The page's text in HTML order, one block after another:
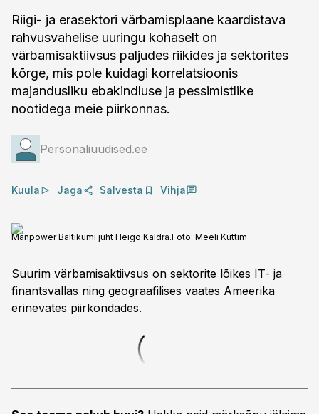
Riigi- ja erasektori värbamisplaane kaardistava
rahvusvahelise uuringu kohaselt on
värbamisaktiivsus paljudes riikides ja sektorites
kõrge, mis pole kuidagi korrelatsioonis
majandusliku ebakindluse ja pessimistlike
nootidega meie piirkonnas.
Personaliuudised.ee
Kuula Jaga Salvesta Vihja
Manpower Baltikumi juht Heigo Kaldra.Foto: Meeli Küttim
Suurim värbamisaktiivsus on sektorite lõikes IT- ja
finantsvallas ning geograafilises vaates Ameerika
erinevates piirkondades.